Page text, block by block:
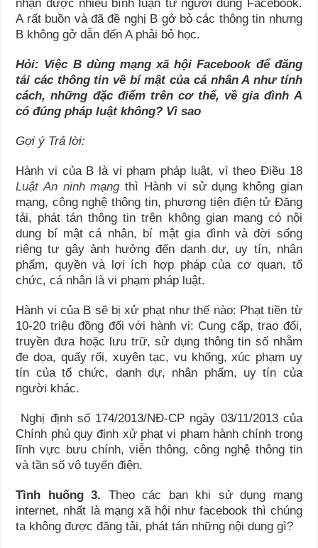
nhận được nhiều bình luận từ người dùng Facebook.
A rất buồn và đã đề nghị B gở bỏ các thông tin nhưng
B không gở dẫn đến A phải bỏ học.
Hỏi: Việc B dùng mạng xã hội Facebook để đăng
tải các thông tin về bí mật của cá nhân A như tính
cách, những đặc điểm trên cơ thể, về gia đình A
có đúng pháp luật không? Vì sao
Gợi ý Trả lời:
Hành vi của B là vi phạm pháp luật, vì theo Điều 18
Luật An ninh mạngthì Hành vi sử dụng không gian
mạng, công nghệ thông tin, phương tiện điện tử Đăng
tải, phát tán thông tin trên không gian mạng có nội
dung bí mật cá nhân, bí mật gia đình và đời sống
riêng tư gây ảnh hưởng đến danh dự, uy tín, nhân
phẩm, quyền và lợi ích hợp pháp của cơ quan, tổ
chức, cá nhân là vi phạm pháp luật.
Hành vi của B sẽ bị xử phạt như thế nào: Phạt tiền từ
10-20 triệu đồng đối với hành vi: Cung cấp, trao đổi,
truyền đưa hoặc lưu trữ, sử dụng thông tin số nhằm
đe dọa, quấy rối, xuyên tạc, vu khống, xúc phạm uy
tín của tổ chức, danh dự, nhân phẩm, uy tín của
người khác.
Nghị định số 174/2013/NĐ-CP ngày 03/11/2013 của
Chính phủ quy định xử phạt vi pham hành chính trong
lĩnh vực bưu chính, viễn thông, công nghệ thông tin
và tần số vô tuyến điện.
Tình huống 3. Theo các bạn khi sử dụng mạng
internet, nhất là mạng xã hội như facebook thì chúng
ta không được đăng tải, phát tán những nội dung gì?